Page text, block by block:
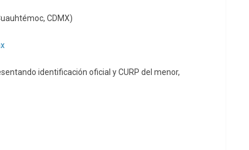
CDMX)
identificación oficial y CURP del menor,